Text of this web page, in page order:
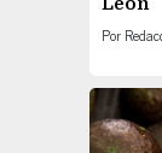
Por